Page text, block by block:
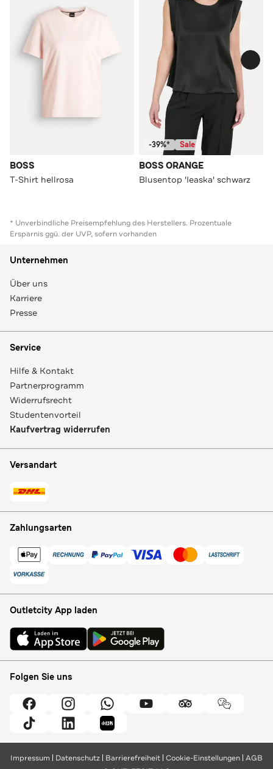
BOSS
T-Shirt hellrosa
-39%* Sale
BOSS ORANGE
Blusentop 'Ieaska' schwarz
* Unverbindliche Preisempfehlung des Herstellers. Prozentuale
Ersparnis ggü. der UVP, sofern vorhanden
Unternehmen
Über uns
Karriere
Presse
Service
Hilfe & Kontakt
Partnerprogramm
Widerrufsrecht
Studentenvorteil
Kaufvertrag widerrufen
Versandart
Zahlungsarten
Outletcity App laden
Folgen Sie uns
Impressum Datenschutz Barrierefreiheit Cookie-Einstellungen AGB